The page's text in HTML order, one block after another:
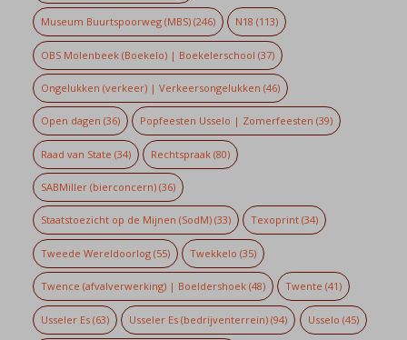
Museum Buurtspoorweg (MBS)(246) N18 (113)
OBS Molenbeek (Boekelo) | Boekelerschool (37)
Ongelukken (verkeer) | Verkeersongelukken (46)
Open dagen (36) Popfeesten Usselo | Zomerfeesten (39)
Raad van State (34) Rechtspraak (80)
SABMiller (bierconcern)(36)
Staatstoezicht op de Mijnen (SodM)(33) Texoprint (34)
Tweede Wereldoorlog(55) Twekkelo (35)
Twence (afvalverwerking) | Boeldershoek(48) Twente (41)
Usseler Es(63) Usseler Es (bedrijventerrein) (94) Usselo (45)